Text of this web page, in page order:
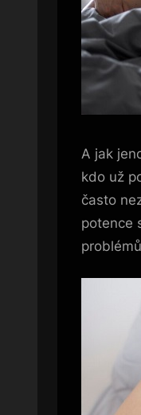
A jak
kdo už
často
potence